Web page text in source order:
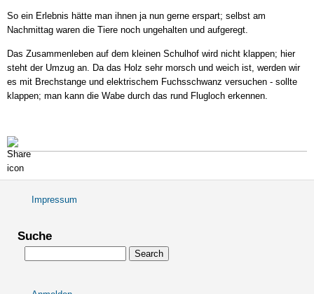
So ein Erlebnis hätte man ihnen ja nun gerne erspart; selbst am
Nachmittag waren die Tiere noch ungehalten und aufgeregt.
Das Zusammenleben auf dem kleinen Schulhof wird nicht klappen; hier
steht der Umzug an. Da das Holz sehr morsch und weich ist, werden wir
es mit Brechstange und elektrischem Fuchsschwanz versuchen - sollte
klappen; man kann die Wabe durch das rund Flugloch erkennen.
Fußbereichsmenü
Impressum
Suche